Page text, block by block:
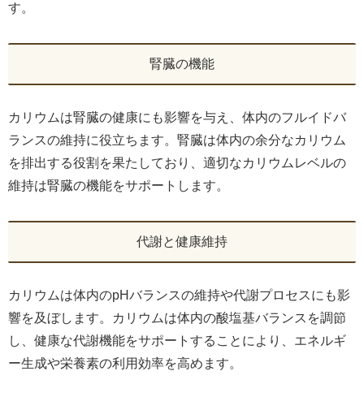
す。
腎臓の機能
カリウムは腎臓の健康にも影響を与え、体内のフルイドバ
ランスの維持に役立ちます。腎臓は体内の余分なカリウム
を排出する役割を果たしており、適切なカリウムレベルの
維持は腎臓の機能をサポートします。
代謝と健康維持
カリウムは体内のpHバランスの維持や代謝プロセスにも影
響を及ぼします。カリウムは体内の酸塩基バランスを調節
し、健康な代謝機能をサポートすることにより、エネルギ
ー生成や栄養素の利用効率を高めます。